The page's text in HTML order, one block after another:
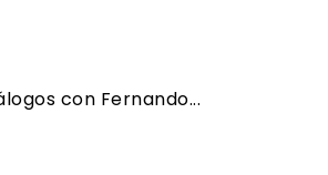
con Fernando...